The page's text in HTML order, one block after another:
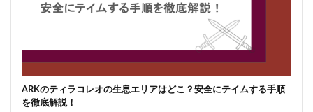
ARKのティラコレオの生息エリアはどこ？安全にテイムする手順
を徹底解説！